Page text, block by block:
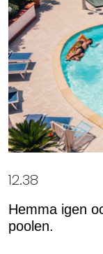
12.38
Hemma igen
poolen.